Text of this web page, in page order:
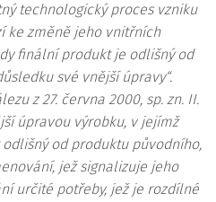
technologický proces vzniku
ke změně jeho vnitřních
finální produkt je odlišný od
své vnější úpravy“.
z 27. června 2000, sp. zn. II.
úpravou výrobku, v jejímž
od produktu původního,
jež signalizuje jeho
určité potřeby, jež je rozdílné